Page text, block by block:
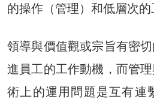
的操作（管理）和低層次的
領導與價值觀或宗旨有密
進員工的工作動機，而管
術上的運用問題是互有連